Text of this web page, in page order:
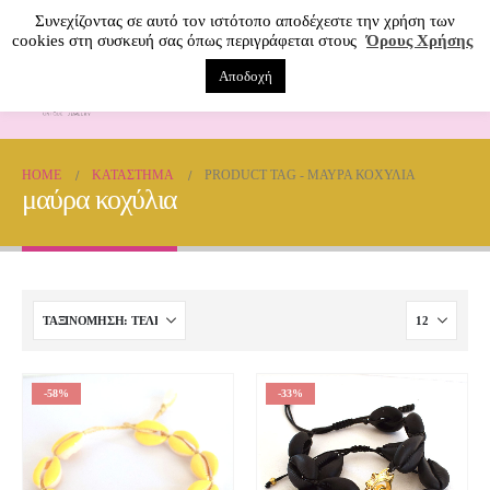
HOME ΚΑΤΆΣΤΗΜΑ PRODUCT TAG - ΜΑΎΡΑ ΚΟΧΎΛΙΑ
μαύρα κοχύλια
-58% -33%
Συνεχίζοντας σε αυτό τον ιστότοπο αποδέχεστε την χρήση των
cookies στη συσκευή σας όπως περιγράφεται στους Όρους Χρήσης
Αποδοχή